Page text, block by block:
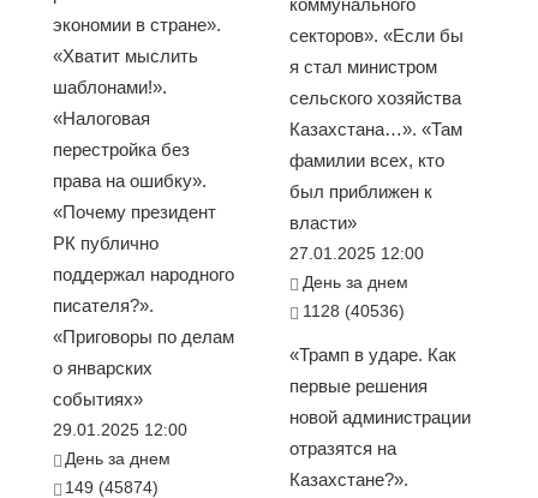
экономии в стране».
«Хватит мыслить
шаблонами!».
«Налоговая
перестройка без
права на ошибку».
«Почему президент
РК публично
поддержал народного
писателя?».
«Приговоры по делам
о январских
событиях»
29.01.2025 12:00
День за днем
149 (45874)
секторов». «Если бы
я стал министром
сельского хозяйства
Казахстана…». «Там
фамилии всех, кто
был приближен к
власти»
27.01.2025 12:00
День за днем
1128 (40536)
«Трамп в ударе. Как
первые решения
новой администрации
отразятся на
Казахстане?».